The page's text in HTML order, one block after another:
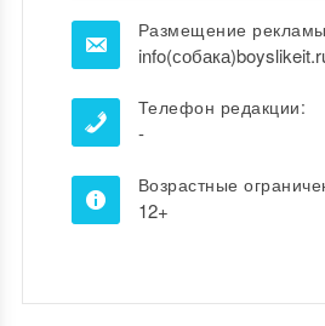
Размещение
Телефон редакции:
-
Возрастные
12+